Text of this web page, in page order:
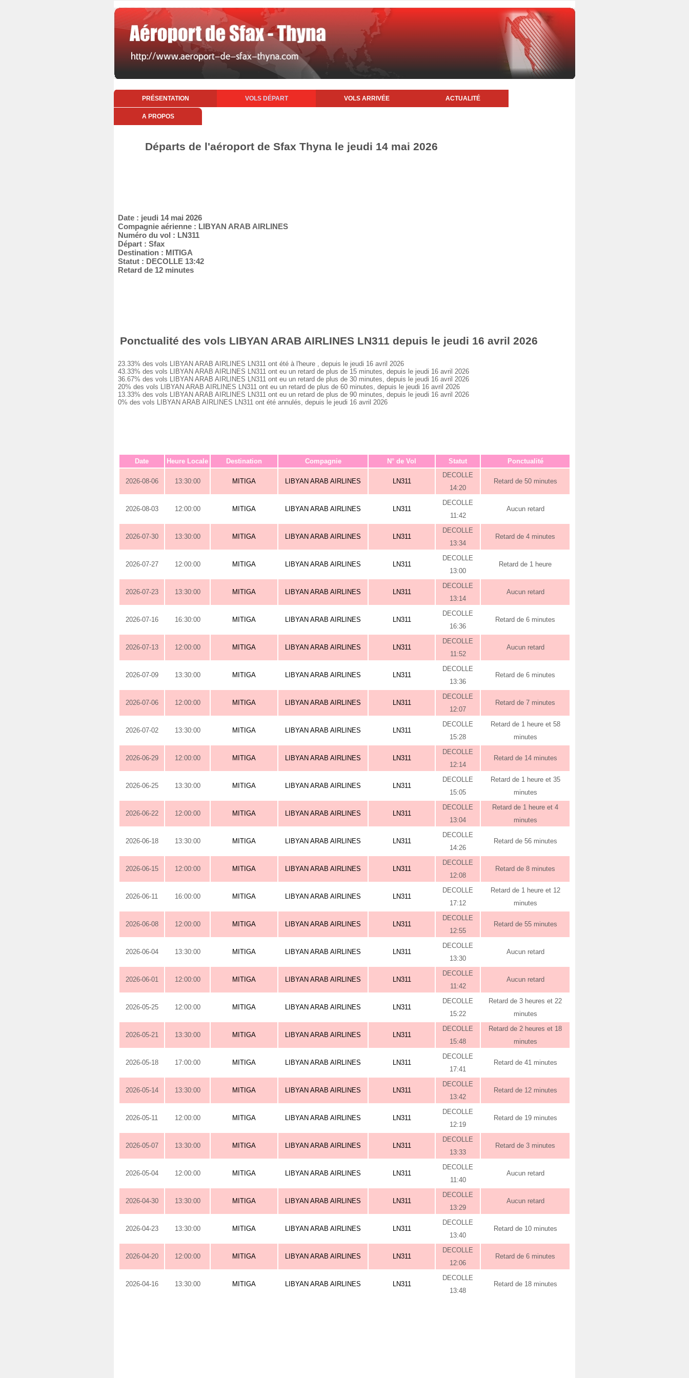
PRÉSENTATION VOLS DÉPART VOLS ARRIVÉE ACTUALITÉ
A PROPOS
Départs de l'aéroport de Sfax Thyna le jeudi 14 mai 2026
Date : jeudi 14 mai 2026
Compagnie aérienne : LIBYAN ARAB AIRLINES
Numéro du vol : LN311
Départ : Sfax
Destination : MITIGA
Statut : DECOLLE 13:42
Retard de 12 minutes
Ponctualité des vols LIBYAN ARAB AIRLINES LN311 depuis le jeudi 16 avril 2026
23.33% des vols LIBYAN ARAB AIRLINES LN311 ont été à l'heure , depuis le jeudi 16 avril 2026
43.33% des vols LIBYAN ARAB AIRLINES LN311 ont eu un retard de plus de 15 minutes, depuis le jeudi 16 avril 2026
36.67% des vols LIBYAN ARAB AIRLINES LN311 ont eu un retard de plus de 30 minutes, depuis le jeudi 16 avril 2026
20% des vols LIBYAN ARAB AIRLINES LN311 ont eu un retard de plus de 60 minutes, depuis le jeudi 16 avril 2026
13.33% des vols LIBYAN ARAB AIRLINES LN311 ont eu un retard de plus de 90 minutes, depuis le jeudi 16 avril 2026
0% des vols LIBYAN ARAB AIRLINES LN311 ont été annulés, depuis le jeudi 16 avril 2026
Date Heure Locale Destination Compagnie N° de Vol Statut Ponctualité
2026-08-06 13:30:00 MITIGA LIBYAN ARAB AIRLINES LN311
DECOLLE
14:20
Retard de 50 minutes
2026-08-03 12:00:00 MITIGA LIBYAN ARAB AIRLINES LN311
DECOLLE
11:42
Aucun retard
2026-07-30 13:30:00 MITIGA LIBYAN ARAB AIRLINES LN311
DECOLLE
13:34
Retard de 4 minutes
2026-07-27 12:00:00 MITIGA LIBYAN ARAB AIRLINES LN311
DECOLLE
13:00
Retard de 1 heure
2026-07-23 13:30:00 MITIGA LIBYAN ARAB AIRLINES LN311
DECOLLE
13:14
Aucun retard
2026-07-16 16:30:00 MITIGA LIBYAN ARAB AIRLINES LN311
DECOLLE
16:36
Retard de 6 minutes
2026-07-13 12:00:00 MITIGA LIBYAN ARAB AIRLINES LN311
DECOLLE
11:52
Aucun retard
2026-07-09 13:30:00 MITIGA LIBYAN ARAB AIRLINES LN311
DECOLLE
13:36
Retard de 6 minutes
2026-07-06 12:00:00 MITIGA LIBYAN ARAB AIRLINES LN311
DECOLLE
12:07
Retard de 7 minutes
2026-07-02 13:30:00 MITIGA LIBYAN ARAB AIRLINES LN311
DECOLLE
15:28
Retard de 1 heure et 58
minutes
2026-06-29 12:00:00 MITIGA LIBYAN ARAB AIRLINES LN311
DECOLLE
12:14
Retard de 14 minutes
2026-06-25 13:30:00 MITIGA LIBYAN ARAB AIRLINES LN311
DECOLLE
15:05
Retard de 1 heure et 35
minutes
2026-06-22 12:00:00 MITIGA LIBYAN ARAB AIRLINES LN311
DECOLLE
13:04
Retard de 1 heure et 4
minutes
2026-06-18 13:30:00 MITIGA LIBYAN ARAB AIRLINES LN311
DECOLLE
14:26
Retard de 56 minutes
2026-06-15 12:00:00 MITIGA LIBYAN ARAB AIRLINES LN311
DECOLLE
12:08
Retard de 8 minutes
2026-06-11 16:00:00 MITIGA LIBYAN ARAB AIRLINES LN311
DECOLLE
17:12
Retard de 1 heure et 12
minutes
2026-06-08 12:00:00 MITIGA LIBYAN ARAB AIRLINES LN311
DECOLLE
12:55
Retard de 55 minutes
2026-06-04 13:30:00 MITIGA LIBYAN ARAB AIRLINES LN311
DECOLLE
13:30
Aucun retard
2026-06-01 12:00:00 MITIGA LIBYAN ARAB AIRLINES LN311
DECOLLE
11:42
Aucun retard
2026-05-25 12:00:00 MITIGA LIBYAN ARAB AIRLINES LN311
DECOLLE
15:22
Retard de 3 heures et 22
minutes
2026-05-21 13:30:00 MITIGA LIBYAN ARAB AIRLINES LN311
DECOLLE
15:48
Retard de 2 heures et 18
minutes
2026-05-18 17:00:00 MITIGA LIBYAN ARAB AIRLINES LN311
DECOLLE
17:41
Retard de 41 minutes
2026-05-14 13:30:00 MITIGA LIBYAN ARAB AIRLINES LN311
DECOLLE
13:42
Retard de 12 minutes
2026-05-11 12:00:00 MITIGA LIBYAN ARAB AIRLINES LN311
DECOLLE
12:19
Retard de 19 minutes
2026-05-07 13:30:00 MITIGA LIBYAN ARAB AIRLINES LN311
DECOLLE
13:33
Retard de 3 minutes
2026-05-04 12:00:00 MITIGA LIBYAN ARAB AIRLINES LN311
DECOLLE
11:40
Aucun retard
2026-04-30 13:30:00 MITIGA LIBYAN ARAB AIRLINES LN311
DECOLLE
13:29
Aucun retard
2026-04-23 13:30:00 MITIGA LIBYAN ARAB AIRLINES LN311
DECOLLE
13:40
Retard de 10 minutes
2026-04-20 12:00:00 MITIGA LIBYAN ARAB AIRLINES LN311
DECOLLE
12:06
Retard de 6 minutes
2026-04-16 13:30:00 MITIGA LIBYAN ARAB AIRLINES LN311
DECOLLE
13:48
Retard de 18 minutes